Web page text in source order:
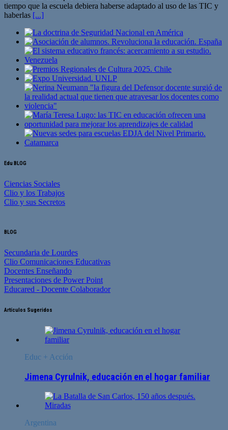
tiempo que la escuela debiera haberse adaptado al uso de las TIC y
haberlas [...]
Edu BLOG
Ciencias Sociales
Clio y los Trabajos
Clio y sus Secretos
BLOG
Secundaria de Lourdes
Clio Comunicaciones Educativas
Docentes Enseñando
Presentaciones de Power Point
Educared - Docente Colaborador
Artículos Sugeridos
Educ + Acción
Jimena Cyrulnik, educación en el hogar familiar
Argentina